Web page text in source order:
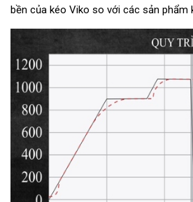
bền của kéo Viko so với các sản phẩm